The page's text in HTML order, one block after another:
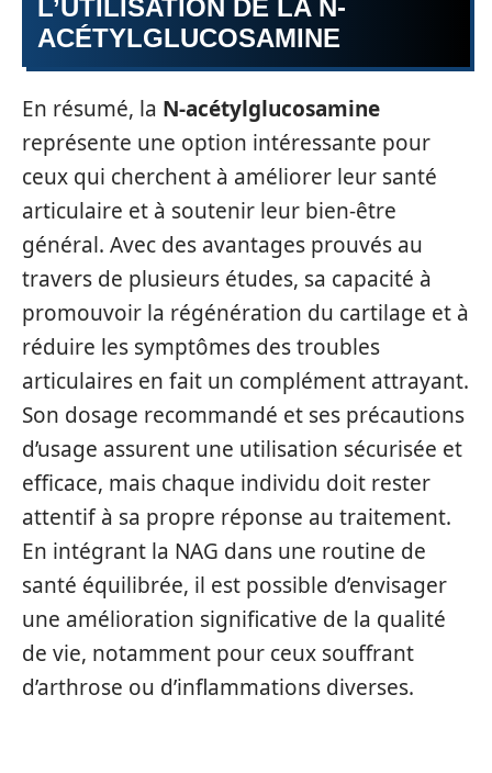
L’UTILISATION DE LA N-
ACÉTYLGLUCOSAMINE
En résumé, la N-acétylglucosamine
représente une option intéressante pour
ceux qui cherchent à améliorer leur santé
articulaire et à soutenir leur bien-être
général. Avec des avantages prouvés au
travers de plusieurs études, sa capacité à
promouvoir la régénération du cartilage et à
réduire les symptômes des troubles
articulaires en fait un complément attrayant.
Son dosage recommandé et ses précautions
d’usage assurent une utilisation sécurisée et
efficace, mais chaque individu doit rester
attentif à sa propre réponse au traitement.
En intégrant la NAG dans une routine de
santé équilibrée, il est possible d’envisager
une amélioration significative de la qualité
de vie, notamment pour ceux souffrant
d’arthrose ou d’inflammations diverses.